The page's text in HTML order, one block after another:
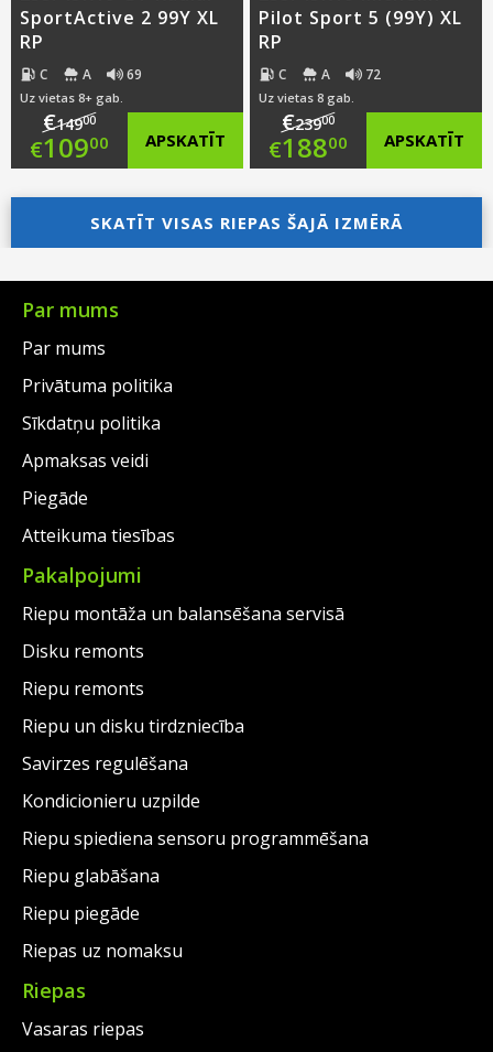
SportActive 2 99Y XL
RP
C A 69
Uz vietas 8+ gab.
€14900
Original
price
was:
€149.00.
€10900
Current
price
is:
€109.00.
APSKATĪT
Pilot Sport 5 (99Y) XL
RP
C A 72
Uz vietas 8 gab.
€23900
Original
price
was:
€239.00.
€18800
Current
price
is:
APSKATĪT
SKATĪT VISAS RIEPAS ŠAJĀ IZMĒRĀ
Par mums
Par mums
Privātuma politika
Sīkdatņu politika
Apmaksas veidi
Piegāde
Atteikuma tiesības
Pakalpojumi
Riepu montāža un balansēšana servisā
Disku remonts
Riepu remonts
Riepu un disku tirdzniecība
Savirzes regulēšana
Kondicionieru uzpilde
Riepu spiediena sensoru programmēšana
Riepu glabāšana
Riepu piegāde
Riepas uz nomaksu
Riepas
Vasaras riepas